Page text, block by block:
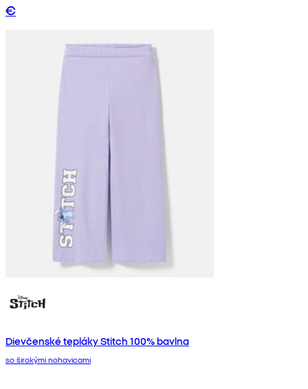
€
Dievčenské tepláky Stitch 100% bavlna
so širokými nohavicami